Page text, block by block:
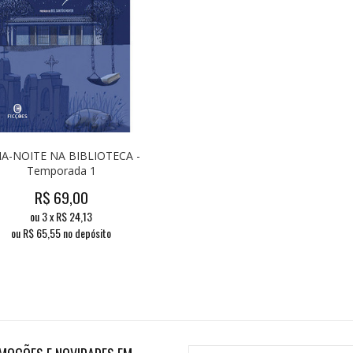
NOITE NA BIBLIOTECA -
Temporada 1
R$ 69,00
ou3xR$24,13
ou R$65,55no depósito